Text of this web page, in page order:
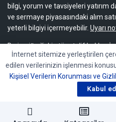
bilgi, yorum ve tavsiyeleri yatırım
ve sermaye piyasasındaki alım
yeterli bilgiyi içermeyebilir. Uyarı
Bu içeriğe ilişkin tüm telif hakları İş
aittir. Bu içerik, açık iznimiz
herhangi bir amaçla, kısmen veya
dağıtılamaz, yayımlanamaz veya
İnternet sitemize yerleştirilen
edilen verilerinizin işlenmesi
Kişisel Verilerin Korunması ve
Kabul